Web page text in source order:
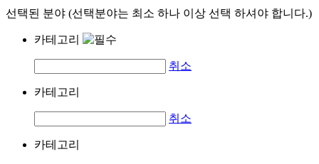
선택된 분야 (선택분야는 최소 하나 이상 선택 하셔야 합니다.)
카테고리
취소
카테고리
취소
카테고리